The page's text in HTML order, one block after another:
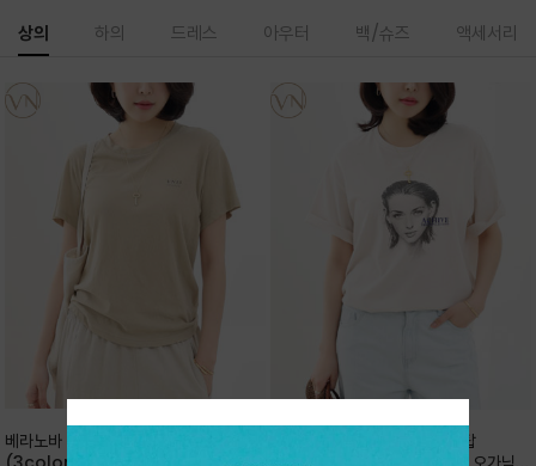
베라노바 심플 VN13 코튼탑
베라노바 어반 우먼 강연 코튼탑
상의 하의 드레스 아우터 백/슈즈 액세서리